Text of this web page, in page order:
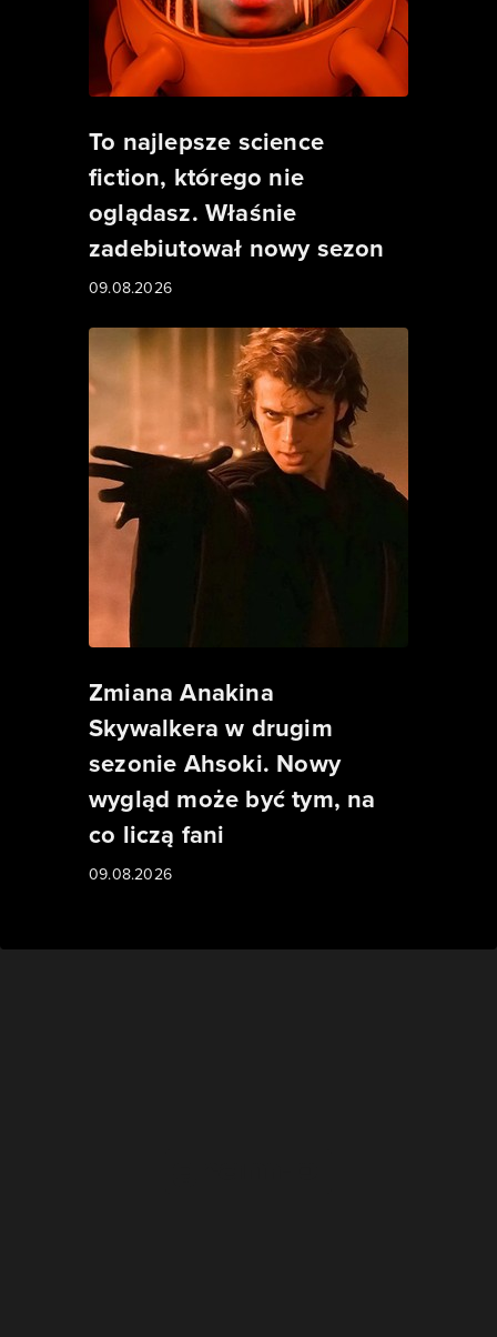
To najlepsze science
fiction, którego nie
oglądasz. Właśnie
zadebiutował nowy sezon
09.08.2026
Zmiana Anakina
Skywalkera w drugim
sezonie Ahsoki. Nowy
wygląd może być tym, na
co liczą fani
09.08.2026